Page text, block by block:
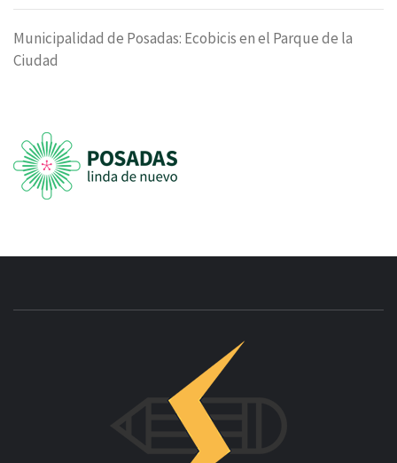
Municipalidad de Posadas: Ecobicis en el Parque de la
Ciudad